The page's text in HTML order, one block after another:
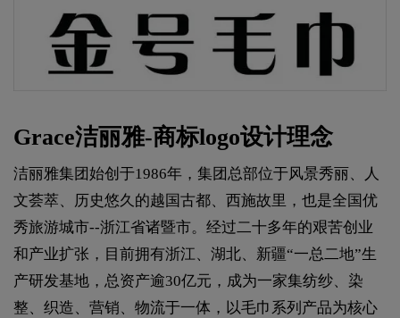
Grace洁丽雅-商标logo设计理念
洁丽雅集团始创于1986年，集团总部位于风景秀丽、人
文荟萃、历史悠久的越国古都、西施故里，也是全国优
秀旅游城市--浙江省诸暨市。经过二十多年的艰苦创业
和产业扩张，目前拥有浙江、湖北、新疆“一总二地”生
产研发基地，总资产逾30亿元，成为一家集纺纱、染
整、织造、营销、物流于一体，以毛巾系列产品为核心